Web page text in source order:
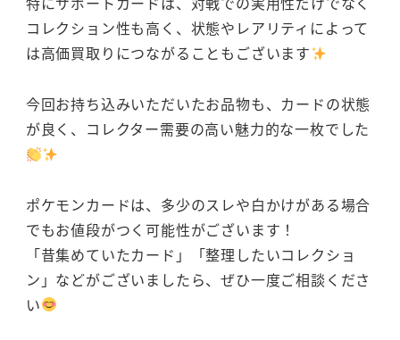
コレクション性も高く、状態やレアリティによって
は高価買取りにつながることもございます
今回お持ち込みいただいたお品物も、カードの状態
が良く、コレクター需要の高い魅力的な一枚でした
ポケモンカードは、多少のスレや白かけがある場合
でもお値段がつく可能性がございます！
「昔集めていたカード」「整理したいコレクショ
ン」などがございましたら、ぜひ一度ご相談くださ
い